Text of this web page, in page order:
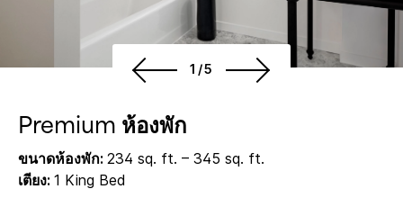
1/5
Premium ห้องพัก
ขนาดห้องพัก: 234 sq. ft. – 345 sq. ft.
เตียง: 1 King Bed